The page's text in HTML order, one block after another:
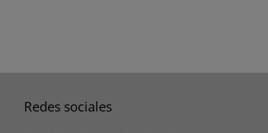
Redes sociales